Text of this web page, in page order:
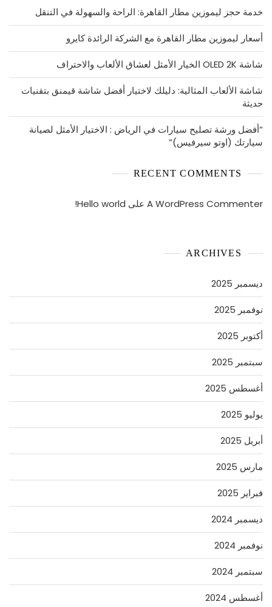
خدمة حجز ليموزين مطار القاهرة: الراحة والسهولة في التنقل
أسعار ليموزين مطار القاهرة مع الشركة الرائدة كايرو
شاشة OLED 2K الخيار الأمثل لعشاق الألعاب والاحتراف
شاشة الألعاب المثالية: دليلك لاختيار أفضل شاشة قيمنق بتقنيات
حديثة
“أفضل ورشة تصليح سيارات في الرياض : الاختيار الأمثل لصيانة
سيارتك (اوتو سيرفيس)”
RECENT COMMENTS
A WordPress Commenter على Hello world!
ARCHIVES
ديسمبر 2025
نوفمبر 2025
أكتوبر 2025
سبتمبر 2025
أغسطس 2025
يوليو 2025
أبريل 2025
مارس 2025
فبراير 2025
ديسمبر 2024
نوفمبر 2024
سبتمبر 2024
أغسطس 2024